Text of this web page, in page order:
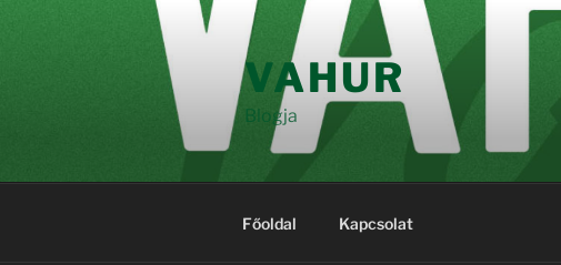
VAHUR
Blogja
Főoldal Kapcsolat